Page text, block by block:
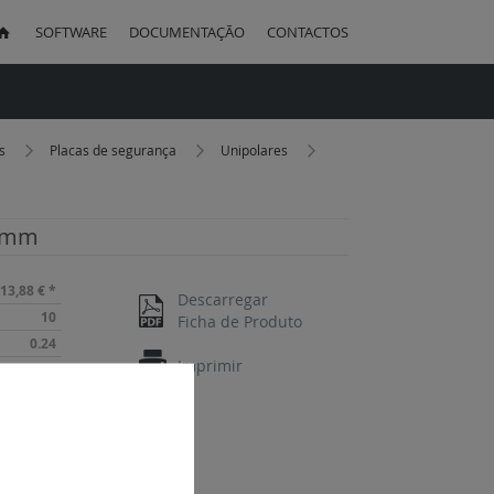
SOFTWARE DOCUMENTAÇÃO CONTACTOS
Placas de segurança
Unipolares
13,88 € *
10
0.24
124
Descarregar
Ficha de Produto
Imprimir